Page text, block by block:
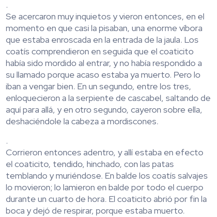
.
Se acercaron muy inquietos y vieron entonces, en el
momento en que casi la pisaban, una enorme víbora
que estaba enroscada en la entrada de la jaula. Los
coatís comprendieron en seguida que el coaticito
había sido mordido al entrar, y no había respondido a
su llamado porque acaso estaba ya muerto. Pero lo
iban a vengar bien. En un segundo, entre los tres,
enloquecieron a la serpiente de cascabel, saltando de
aquí para allá, y en otro segundo, cayeron sobre ella,
deshaciéndole la cabeza a mordiscones.
.
Corrieron entonces adentro, y allí estaba en efecto
el coaticito, tendido, hinchado, con las patas
temblando y muriéndose. En balde los coatís salvajes
lo movieron; lo lamieron en balde por todo el cuerpo
durante un cuarto de hora. El coaticito abrió por fin la
boca y dejó de respirar, porque estaba muerto.